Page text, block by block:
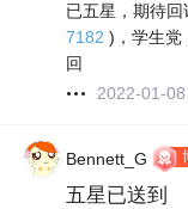
已五星，期待回
7182)，学生党
回
2022-01-08
Bennett_G
五星已送到